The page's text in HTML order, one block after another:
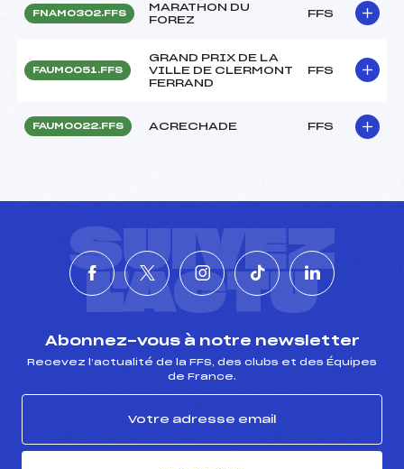
FNAM0302.FFS
MARATHON DU
FOREZ
FFS
FAUM0051.FFS
GRAND PRIX DE LA
VILLE DE CLERMONT
FERRAND
FFS
FAUM0022.FFS ACRECHADE FFS
SUIVEZ
L'ACTU
Abonnez-vous à notre newsletter
Recevez l’actualité de la FFS, des clubs et des Équipes
de France.